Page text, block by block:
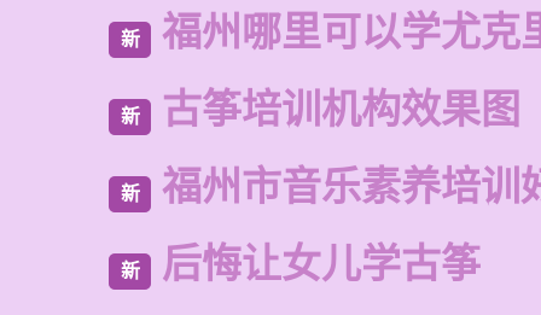
新 福州哪里可以学尤克
新 古筝培训机构效果图
新 福州市音乐素养培训
新 后悔让女儿学古筝